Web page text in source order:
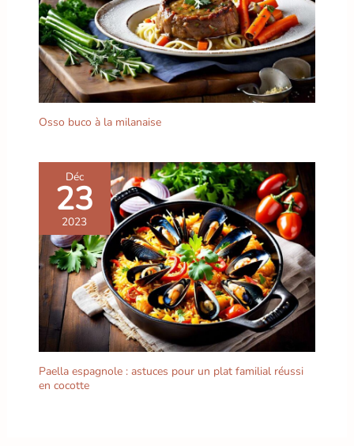
entretien faciles】Le
matériau mélamine de
haute qualité des
assiettes noires est
extrêmement facile
d'entretien. Les assiettes
se nettoient facilement
ni leur brillance même
après de nombreux
lavages Nombreuses
possibilités d'utilisation :
les assiettes plates
noires en lot sont idéales
pour un large éventail
d'occasions, que ce soit
au restaurant, au café ou
à la maison pour le petit-
déjeuner, le déjeuner et
le dîner. Vous pouvez
utiliser les assiettes en
Osso buco à la milanaise
Déc
23
2023
Paella espagnole : astuces pour un plat familial réussi
en cocotte